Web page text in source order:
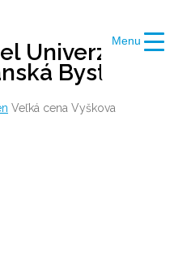
Univerzity
Bystrica
Veľká cena Vyškova
Menu